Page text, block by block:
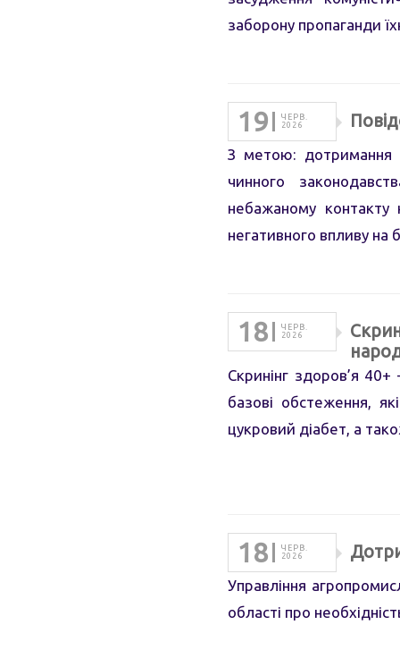
заборону пропаганди
19
ЧЕРВ.
2026
З метою: дотримання
чинного
небажаному контакту
негативного впливу на
18
ЧЕРВ.
2026
Скринінг здоров’я
базові обстеження,
цукровий діабет, а
18
ЧЕРВ.
2026
Управління
області про